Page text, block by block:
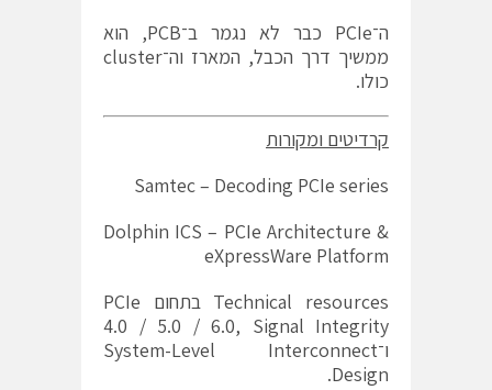
ה־PCIe כבר לא נגמר ב־PCB, הוא
ממשיך דרך הכבל, המארז וה־cluster
כולו.
קרדיטים ומקורות
Samtec – Decoding PCIe series
Dolphin ICS – PCIe Architecture &
eXpressWare Platform
Technical resources בתחום PCIe
4.0 / 5.0 / 6.0, Signal Integrity
ו־System-Level Interconnect
Design.